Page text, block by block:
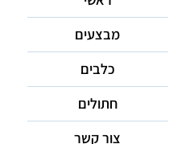
מבצעים
כלבים
חתולים
צור קשר